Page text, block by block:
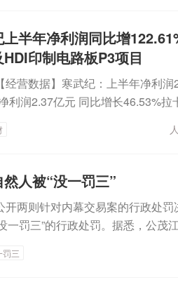
亿元 同比增长42.14%百川股份：
份：上半年净利润1213.33万元
元 环比下降6.18%招商蛇口：7
线完成货物运输量3153万吨，同
购事项仍处于筹划阶段 尚未签
导体行业应用占比不超过5%【增
计7359.28万元【重大投资】绿发
止发行股份及支付现金购买资
披违法违规被中国证监会立案*ST
监会立案（e公司）
半年净利润同比增
印制电路板P3项目
经营数据】寒武纪：上半年净利
利润2.37亿元 同比增长46.53%
齐升 上半年净利润同比增长
万元 同比增长53.2%盛美上海
份：上半年净利润7076.63万元
万元 同比增长24.63%御
圣晖集成业绩快报：上半年净利
年净利润3.18亿元 同比增长4.65%
人被“没一罚三”
开两则针对内幕交易案的行政处
一罚三”的行政处罚。据悉，公茂
于2025年1月15日知悉内幕信息
罚三